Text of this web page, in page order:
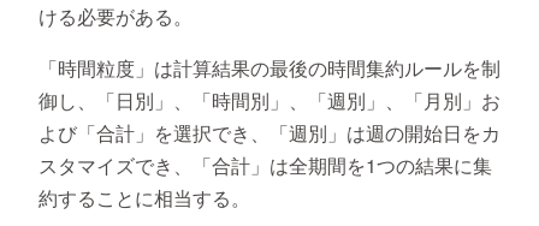
ける必要がある。
「時間粒度」は計算結果の最後の時間集約ルールを制
御し、「日別」、「時間別」、「週別」、「月別」お
よび「合計」を選択でき、「週別」は週の開始日をカ
スタマイズでき、「合計」は全期間を1つの結果に集
約することに相当する。